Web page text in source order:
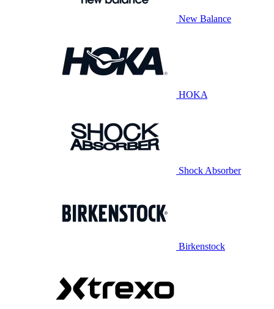
New Balance
HOKA
Shock Absorber
Birkenstock